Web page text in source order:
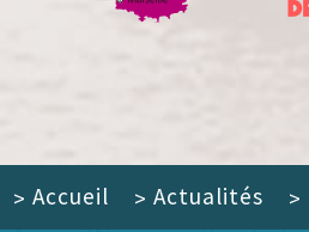
> Accueil > Actualités >